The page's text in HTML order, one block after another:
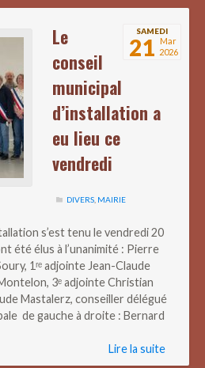
SAMEDI
21 Mar
2026
Le
conseil
municipal
d’installation a
eu lieu ce
vendredi
DIVERS MAIRIE
s’est tenu le vendredi 20
été élus à l’unanimité : Pierre
1ʳᵉ adjointe Jean-Claude
3ᵉ adjointe Christian
Mastalerz, conseiller délégué
de gauche à droite : Bernard
Lire la suite